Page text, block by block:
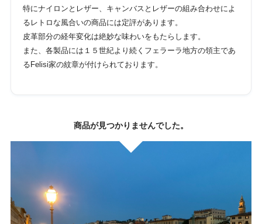
特にナイロンとレザー、キャンバスとレザーの組み合わせによ
るレトロな風合いの商品には定評があります。
皮革部分の経年変化は絶妙な味わいをもたらします。
また、各製品には１５世紀より続くフェラーラ地方の領主であ
るFelisi家の紋章が付けられております。
商品が見つかりませんでした。